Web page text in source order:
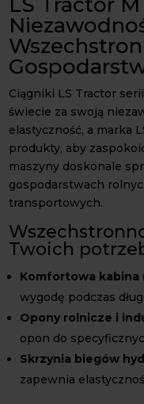
Ciągniki LS Tractor
świecie za swoją
elastyczność, a marka
produkty, aby
maszyny doskonale
gospodarstwach
transportowych.
Twoich
Komfortowa kabina
wygodę podczas
Opony rolnicze i
opon do
Skrzynia biegów
zapewnia